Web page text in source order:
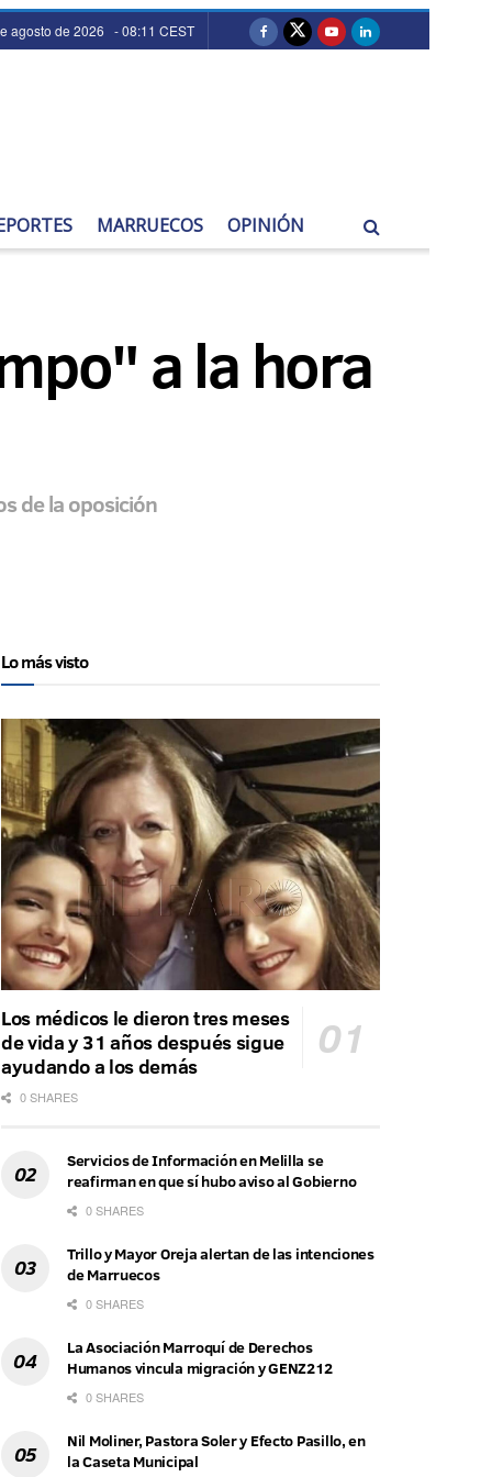
agosto de 2026 - 08:11 CEST
MARRUECOS OPINIÓN
a la hora
de la oposición
Lo más visto
Los médicos le dieron tres meses
de vida y 31 años después sigue
ayudando a los demás
0 SHARES
Servicios de Información en Melilla se
reafirman en que sí hubo aviso al Gobierno
0 SHARES
Trillo y Mayor Oreja alertan de las intenciones
de Marruecos
0 SHARES
La Asociación Marroquí de Derechos
Humanos vincula migración y GENZ212
0 SHARES
Nil Moliner, Pastora Soler y Efecto Pasillo, en
la Caseta Municipal